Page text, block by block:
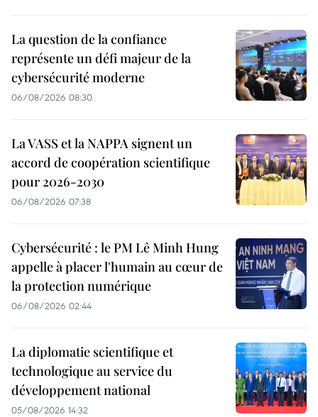
La question de la confiance
représente un défi majeur de la
cybersécurité moderne
06/08/2026 08:30
La VASS et la NAPPA signent un
accord de coopération scientifique
pour 2026-2030
06/08/2026 07:38
Cybersécurité : le PM Lê Minh Hung
appelle à placer l'humain au cœur de
la protection numérique
06/08/2026 02:44
La diplomatie scientifique et
technologique au service du
développement national
05/08/2026 14:32